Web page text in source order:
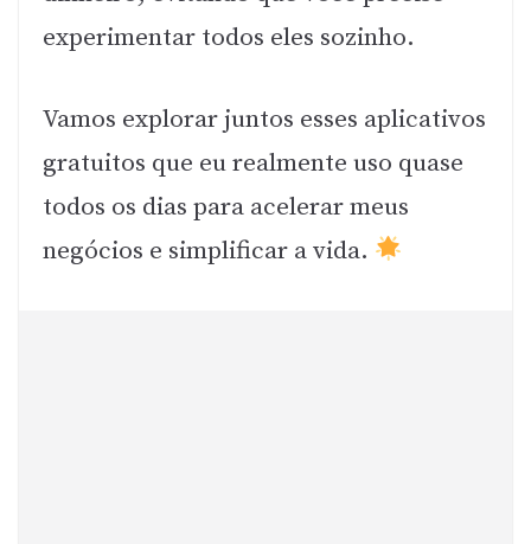
experimentar todos eles sozinho.
Vamos explorar juntos esses aplicativos
gratuitos que eu realmente uso quase
todos os dias para acelerar meus
negócios e simplificar a vida.